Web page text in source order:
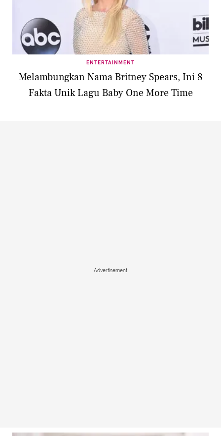
ENTERTAINMENT
Melambungkan Nama Britney Spears, Ini 8
Fakta Unik Lagu Baby One More Time
Advertisement